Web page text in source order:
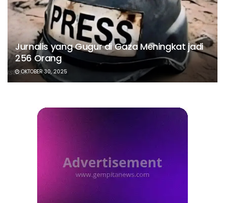
Jurnalis yang Gugur di Gaza Meningkat jadi
256 Orang
OKTOBER 30, 2025